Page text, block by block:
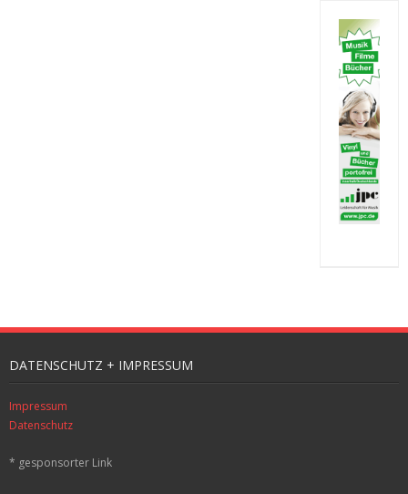
DATENSCHUTZ + IMPRESSUM
Impressum
Datenschutz
* gesponsorter Link